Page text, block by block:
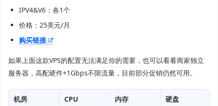
IPV4&V6：各1个
价格：25美元/月
购买链接
如果上面这款VPS的配置无法满足你的需要，也可以看看商家独立
服务器，高配硬件+1Gbps不限流量，目前部分促销仍然可用。
机房 CPU 内存 硬盘